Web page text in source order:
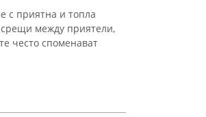
с приятна и топла
срещи между приятели,
често споменават